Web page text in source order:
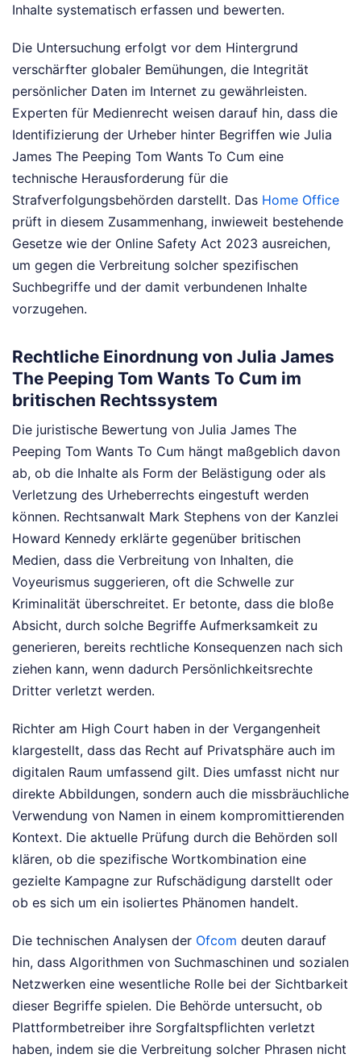
Inhalte systematisch erfassen und bewerten.
Die Untersuchung erfolgt vor dem Hintergrund
verschärfter globaler Bemühungen, die Integrität
persönlicher Daten im Internet zu gewährleisten.
Experten für Medienrecht weisen darauf hin, dass die
Identifizierung der Urheber hinter Begriffen wie Julia
James The Peeping Tom Wants To Cum eine
technische Herausforderung für die
Strafverfolgungsbehörden darstellt. Das Home Office
prüft in diesem Zusammenhang, inwieweit bestehende
Gesetze wie der Online Safety Act 2023 ausreichen,
um gegen die Verbreitung solcher spezifischen
Suchbegriffe und der damit verbundenen Inhalte
vorzugehen.
Rechtliche Einordnung von Julia James
The Peeping Tom Wants To Cum im
britischen Rechtssystem
Die juristische Bewertung von Julia James The
Peeping Tom Wants To Cum hängt maßgeblich davon
ab, ob die Inhalte als Form der Belästigung oder als
Verletzung des Urheberrechts eingestuft werden
können. Rechtsanwalt Mark Stephens von der Kanzlei
Howard Kennedy erklärte gegenüber britischen
Medien, dass die Verbreitung von Inhalten, die
Voyeurismus suggerieren, oft die Schwelle zur
Kriminalität überschreitet. Er betonte, dass die bloße
Absicht, durch solche Begriffe Aufmerksamkeit zu
generieren, bereits rechtliche Konsequenzen nach sich
ziehen kann, wenn dadurch Persönlichkeitsrechte
Dritter verletzt werden.
Richter am High Court haben in der Vergangenheit
klargestellt, dass das Recht auf Privatsphäre auch im
digitalen Raum umfassend gilt. Dies umfasst nicht nur
direkte Abbildungen, sondern auch die missbräuchliche
Verwendung von Namen in einem kompromittierenden
Kontext. Die aktuelle Prüfung durch die Behörden soll
klären, ob die spezifische Wortkombination eine
gezielte Kampagne zur Rufschädigung darstellt oder
ob es sich um ein isoliertes Phänomen handelt.
Die technischen Analysen der Ofcom deuten darauf
hin, dass Algorithmen von Suchmaschinen und sozialen
Netzwerken eine wesentliche Rolle bei der Sichtbarkeit
dieser Begriffe spielen. Die Behörde untersucht, ob
Plattformbetreiber ihre Sorgfaltspflichten verletzt
haben, indem sie die Verbreitung solcher Phrasen nicht